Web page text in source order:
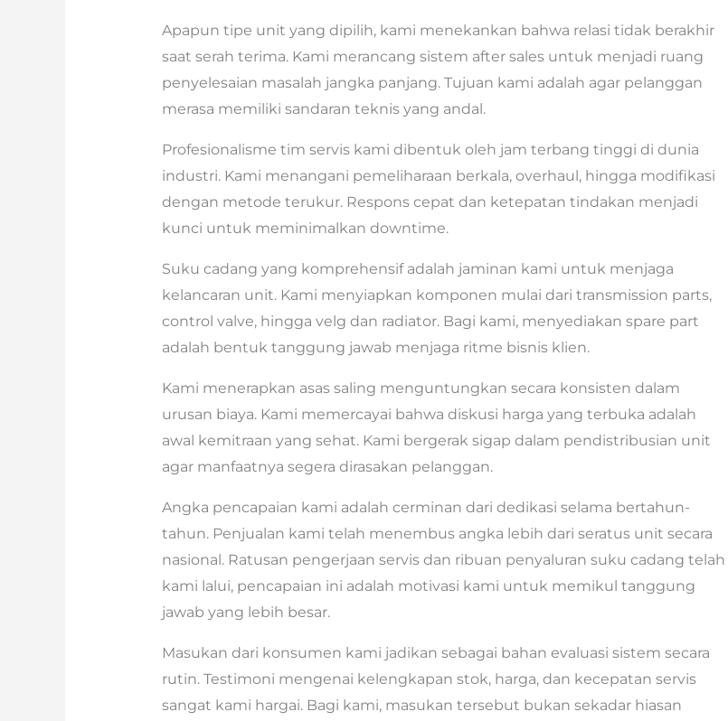
Apapun tipe unit yang dipilih, kami menekankan bahwa relasi tidak berakhir
saat serah terima. Kami merancang sistem after sales untuk menjadi ruang
penyelesaian masalah jangka panjang. Tujuan kami adalah agar pelanggan
merasa memiliki sandaran teknis yang andal.
Profesionalisme tim servis kami dibentuk oleh jam terbang tinggi di dunia
industri. Kami menangani pemeliharaan berkala, overhaul, hingga modifikasi
dengan metode terukur. Respons cepat dan ketepatan tindakan menjadi
kunci untuk meminimalkan downtime.
Suku cadang yang komprehensif adalah jaminan kami untuk menjaga
kelancaran unit. Kami menyiapkan komponen mulai dari transmission parts,
control valve, hingga velg dan radiator. Bagi kami, menyediakan spare part
adalah bentuk tanggung jawab menjaga ritme bisnis klien.
Kami menerapkan asas saling menguntungkan secara konsisten dalam
urusan biaya. Kami memercayai bahwa diskusi harga yang terbuka adalah
awal kemitraan yang sehat. Kami bergerak sigap dalam pendistribusian unit
agar manfaatnya segera dirasakan pelanggan.
Angka pencapaian kami adalah cerminan dari dedikasi selama bertahun-
tahun. Penjualan kami telah menembus angka lebih dari seratus unit secara
nasional. Ratusan pengerjaan servis dan ribuan penyaluran suku cadang telah
kami lalui, pencapaian ini adalah motivasi kami untuk memikul tanggung
jawab yang lebih besar.
Masukan dari konsumen kami jadikan sebagai bahan evaluasi sistem secara
rutin. Testimoni mengenai kelengkapan stok, harga, dan kecepatan servis
sangat kami hargai. Bagi kami, masukan tersebut bukan sekadar hiasan